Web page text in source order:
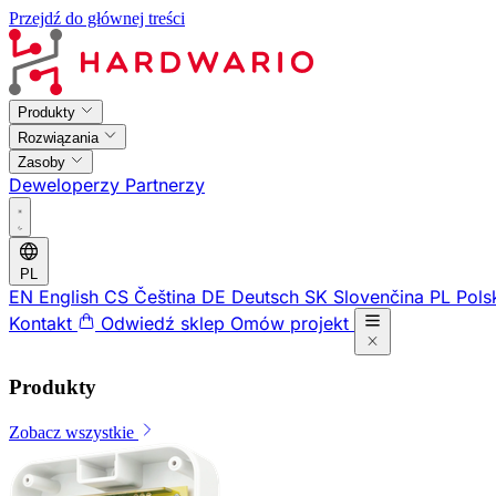
Przejdź do głównej treści
Produkty
Rozwiązania
Zasoby
Deweloperzy Partnerzy
PL
EN English CS Čeština DE Deutsch SK Slovenčina PL
Kontakt
Odwiedź sklep Omów projekt
Produkty
Zobacz wszystkie